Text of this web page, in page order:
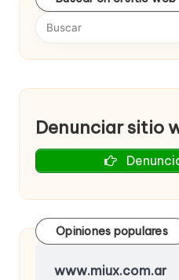
Denunciar sitio
Opiniones populares
www.miux.com.ar